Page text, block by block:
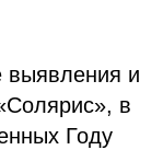
выявления и
в
Году